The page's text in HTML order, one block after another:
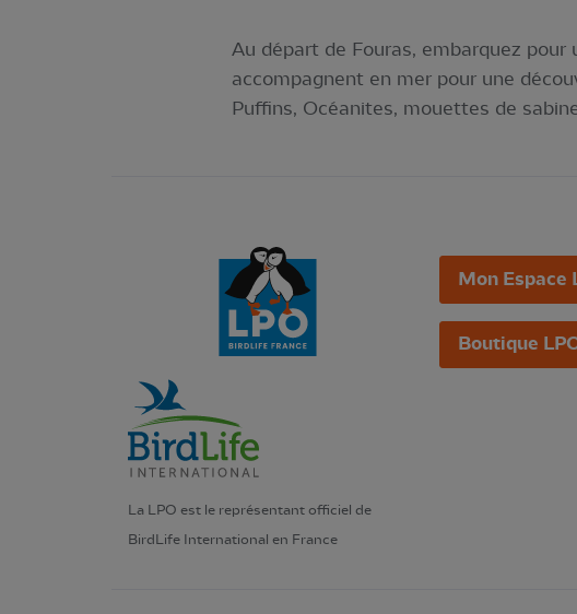
Au départ de Fouras, embarquez
accompagnent en mer pour une
Puffins, Océanites, mouettes de
La LPO est le représentant officiel de
BirdLife International en France
Mon Espace
Boutique